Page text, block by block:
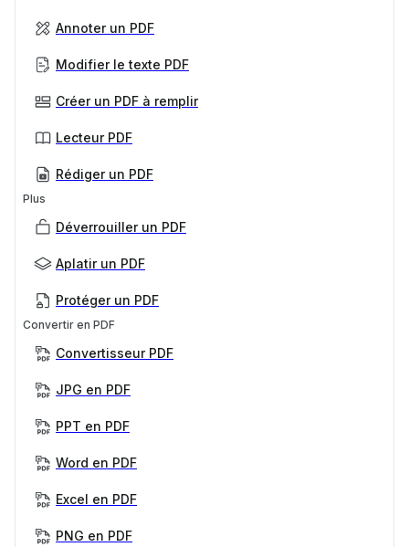
Annoter un PDF
Modifier le texte PDF
Créer un PDF à remplir
Lecteur PDF
Rédiger un PDF
Plus
Déverrouiller un PDF
Aplatir un PDF
Protéger un PDF
Convertir en PDF
Convertisseur PDF
JPG en PDF
PPT en PDF
Word en PDF
Excel en PDF
PNG en PDF